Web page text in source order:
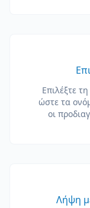
Επιλέξτε
ώστε τα
οι
Λήψη